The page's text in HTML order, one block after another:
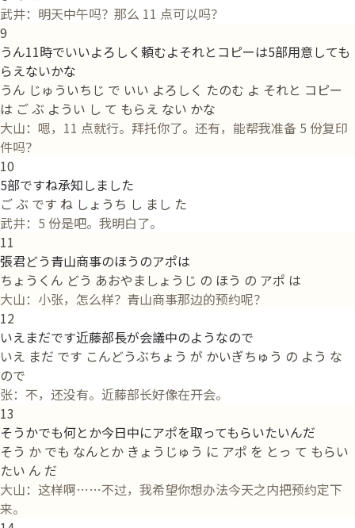
武井：明天中午吗？那么 11 点可以吗？
9
うん11時でいいよろしく頼むよそれとコピーは5部用意しても
らえないかな
うん じゅういちじ で いい よろしく たのむ よ それと コピー
は ご ぶ ようい し て もらえ ない かな
大山：嗯，11 点就行。拜托你了。还有，能帮我准备 5 份复印
件吗？
10
5部ですね承知しました
ご ぶ です ね しょうち し まし た
武井：5 份是吧。我明白了。
11
張君どう青山商事のほうのアポは
ちょうくん どう あおやましょうじ の ほう の アポ は
大山：小张，怎么样？青山商事那边的预约呢？
12
いえまだです近藤部長が会議中のようなので
いえ まだ です こんどうぶちょう が かいぎちゅう の よう な
ので
张：不，还没有。近藤部长好像在开会。
13
そうかでも何とか今日中にアポを取ってもらいたいんだ
そう か でも なんとか きょうじゅう に アポ を とっ て もらい
たい ん だ
大山：这样啊……不过，我希望你想办法今天之内把预约定下
来。